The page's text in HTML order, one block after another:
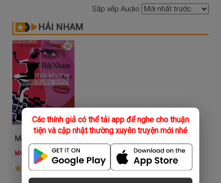
Các thính giả có thể tải app để nghe cho thuận
tiện và cập nhật thường xuyên truyện mới nhé
Sắp xếp Audio
HẢI NHAM
MC Thanh Bình